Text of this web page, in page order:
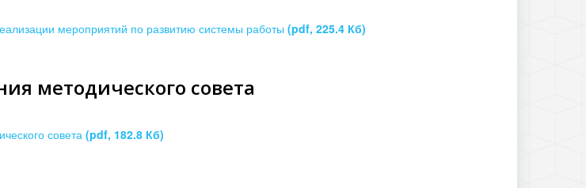
мероприятий по развитию системы работы (pdf, 225.4 Кб)
методического совета
совета (pdf, 182.8 Кб)